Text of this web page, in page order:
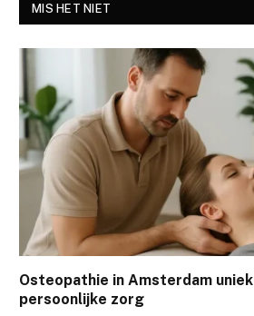
MIS HET NIET
Osteopathie in Amsterdam
persoonlijke zorg